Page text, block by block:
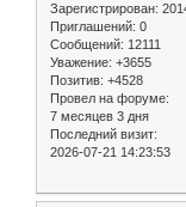
Зарегистрирован:
Приглашений: 0
Сообщений: 12111
Уважение: +3655
Позитив: +4528
Провел на форуме:
7 месяцев 3 дня
Последний визит:
2026-07-21 14:23:53